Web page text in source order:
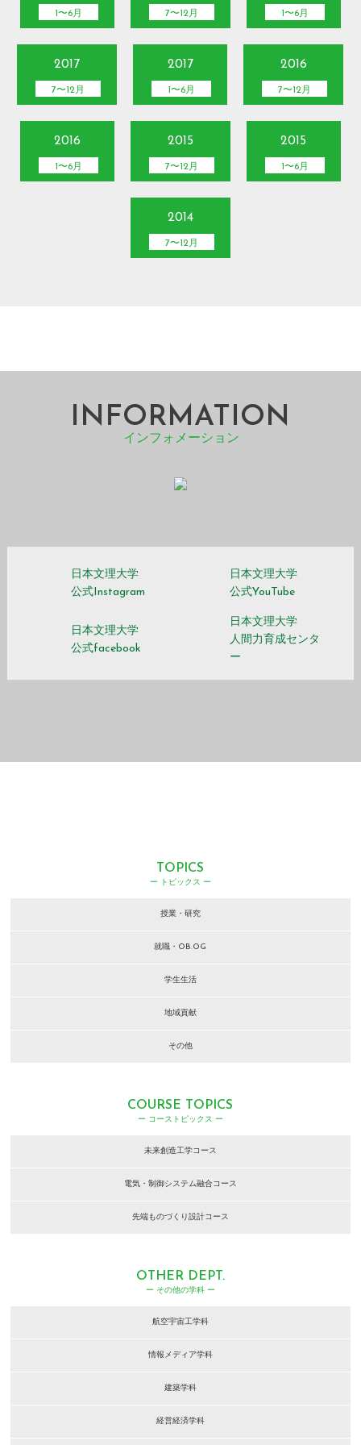
1〜6月 7〜12月 1〜6月
2017
7〜12月
2017
1〜6月
2016
7〜12月
2016
1〜6月
2015
7〜12月
2015
1〜6月
2014
7〜12月
INFORMATION
インフォメーション
日本文理大学
公式Instagram
日本文理大学
公式YouTube
日本文理大学
公式facebook
日本文理大学
人間力育成センタ
ー
TOPICS
ー トピックス ー
授業・研究
就職・OB.OG
学生生活
地域貢献
その他
COURSE TOPICS
ー コーストピックス ー
未来創造工学コース
電気・制御システム融合コース
先端ものづくり設計コース
OTHER DEPT.
ー その他の学科 ー
航空宇宙工学科
情報メディア学科
建築学科
経営経済学科